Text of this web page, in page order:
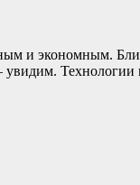
и экономным.